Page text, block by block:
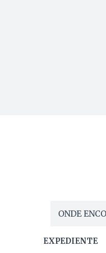
ONDE
EXPEDIENTE